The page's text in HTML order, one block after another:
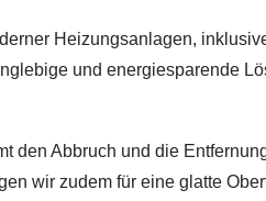
Heizungsanlagen,
und energiesparende
den Abbruch und die
wir zudem für eine glatte